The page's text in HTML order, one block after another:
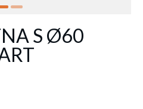
S Ø60